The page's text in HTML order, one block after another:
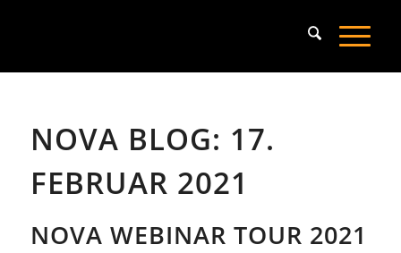
NOVA BLOG: 17.
FEBRUAR 2021
NOVA WEBINAR TOUR 2021